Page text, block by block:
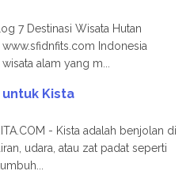
7 Destinasi Wisata Hutan
Indonesia
alam yang m...
untuk Kista
- Kista adalah benjolan di
udara, atau zat padat seperti